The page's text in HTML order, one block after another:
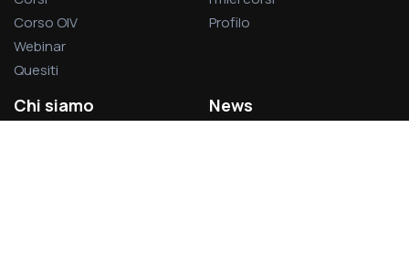
Corso OIV
Webinar
Quesiti
Profilo
Chi siamo News